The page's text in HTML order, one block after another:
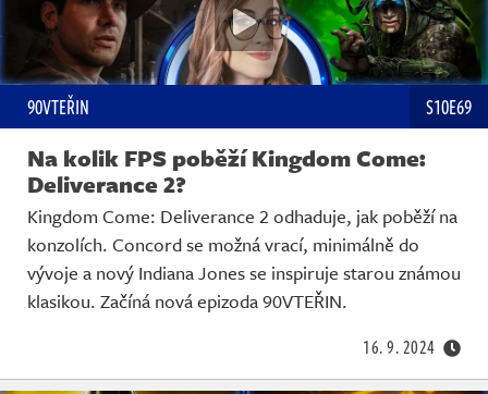
90VTEŘIN S10E69
Na kolik FPS poběží Kingdom Come:
Deliverance 2?
Kingdom Come: Deliverance 2 odhaduje, jak poběží na
konzolích. Concord se možná vrací, minimálně do
vývoje a nový Indiana Jones se inspiruje starou známou
klasikou. Začíná nová epizoda 90VTEŘIN.
16. 9. 2024